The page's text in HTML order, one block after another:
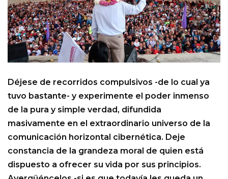
Déjese de recorridos compulsivos -de lo cual ya
tuvo bastante- y experimente el poder inmenso
de la pura y simple verdad, difundida
masivamente en el extraordinario universo de la
comunicación horizontal cibernética. Deje
constancia de la grandeza moral de quien está
dispuesto a ofrecer su vida por sus principios.